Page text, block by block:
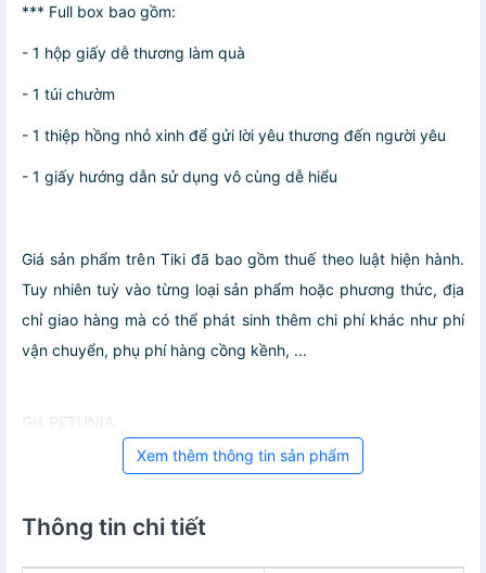
*** Full box bao gồm:
- 1 hộp giấy dễ thương làm quà
- 1 túi chườm
- 1 thiệp hồng nhỏ xinh để gửi lời yêu thương đến người yêu
- 1 giấy hướng dẫn sử dụng vô cùng dễ hiểu
Giá sản phẩm trên Tiki đã bao gồm thuế theo luật hiện hành.
Tuy nhiên tuỳ vào từng loại sản phẩm hoặc phương thức, địa
chỉ giao hàng mà có thể phát sinh thêm chi phí khác như phí
vận chuyển, phụ phí hàng cồng kềnh, ...
Giá PETUNIA
Xem thêm thông tin sản phẩm
Thông tin chi tiết